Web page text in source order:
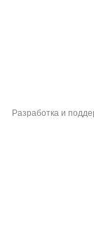
Разработка и